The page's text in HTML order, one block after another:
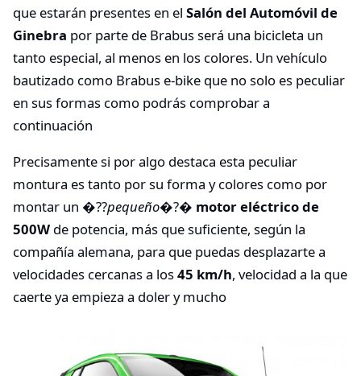
que estarán presentes en el Salón del Automóvil de
Ginebra por parte de Brabus será una bicicleta un
tanto especial, al menos en los colores. Un vehículo
bautizado como Brabus e-bike que no solo es peculiar
en sus formas como podrás comprobar a
continuación
Precisamente si por algo destaca esta peculiar
montura es tanto por su forma y colores como por
montar un �??pequeño�?� motor eléctrico de
500W de potencia, más que suficiente, según la
compañía alemana, para que puedas desplazarte a
velocidades cercanas a los45 km/h, velocidad a la que
caerte ya empieza a doler y mucho